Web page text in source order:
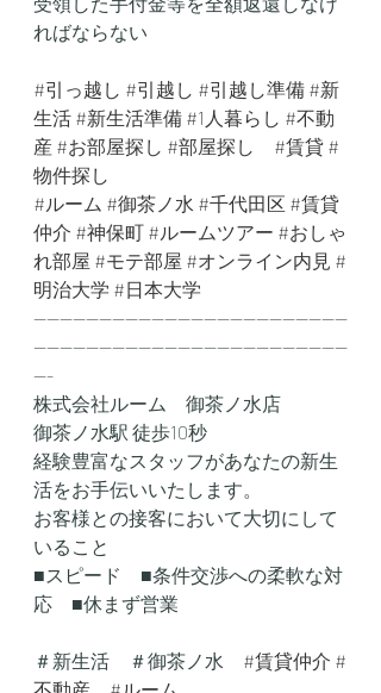
ればならない
#引っ越し #引越し #引越し準備 #新
生活 #新生活準備 #1人暮らし #不動
産 #お部屋探し #部屋探し #賃貸 #
物件探し
#ルーム #御茶ノ水 #千代田区 #賃貸
仲介 #神保町 #ルームツアー #おしゃ
れ部屋 #モテ部屋 #オンライン内見 #
明治大学 #日本大学
------------------------------------------------
------------------------------------------------
---
株式会社ルーム　御茶ノ水店
御茶ノ水駅 徒歩10秒
経験豊富なスタッフがあなたの新生
活をお手伝いいたします。
お客様との接客において大切にして
いること
■スピード　■条件交渉への柔軟な対
応　■休まず営業
＃新生活　＃御茶ノ水 #賃貸仲介 #